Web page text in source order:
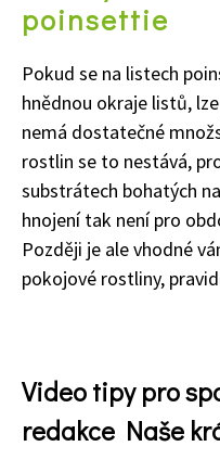
poinsettie
Pokud se na listech
hnědnou okraje listů,
nemá dostatečné
rostlin se to nestává,
substrátech bohatých
hnojení tak není pro
Později je ale vhodné
pokojové rostliny,
Video tipy pro
redakce Naše